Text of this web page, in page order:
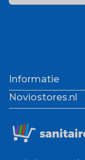
Informatie
Noviostores.nl